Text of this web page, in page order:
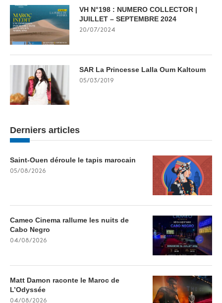
VH N°198 : NUMERO COLLECTOR |
JUILLET – SEPTEMBRE 2024
20/07/2024
SAR La Princesse Lalla Oum Kaltoum
05/03/2019
Derniers articles
Saint-Ouen déroule le tapis marocain
05/08/2026
Cameo Cinema rallume les nuits de
Cabo Negro
04/08/2026
Matt Damon raconte le Maroc de
L’Odyssée
04/08/2026